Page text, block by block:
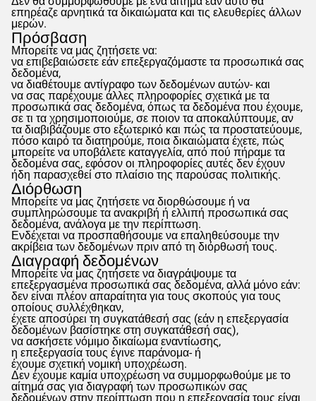
επηρέαζε αρνητικά τα δικαιώματα και τις ελευθερίες άλλων
μερών.
Πρόσβαση
Μπορείτε να μας ζητήσετε να:
να επιβεβαιώσετε εάν επεξεργαζόμαστε τα προσωπικά σας
δεδομένα,
να διαθέτουμε αντίγραφο των δεδομένων αυτών- και
να σας παρέχουμε άλλες πληροφορίες σχετικά με τα
προσωπικά σας δεδομένα, όπως τα δεδομένα που έχουμε,
σε τι τα χρησιμοποιούμε, σε ποιον τα αποκαλύπτουμε, αν
τα διαβιβάζουμε στο εξωτερικό και πώς τα προστατεύουμε,
πόσο καιρό τα διατηρούμε, ποια δικαιώματα έχετε, πώς
μπορείτε να υποβάλετε καταγγελία, από πού πήραμε τα
δεδομένα σας, εφόσον οι πληροφορίες αυτές δεν έχουν
ήδη παρασχεθεί στο πλαίσιο της παρούσας πολιτικής.
Διόρθωση
Μπορείτε να μας ζητήσετε να διορθώσουμε ή να
συμπληρώσουμε τα ανακριβή ή ελλιπή προσωπικά σας
δεδομένα, ανάλογα με την περίπτωση.
Ενδέχεται να προσπαθήσουμε να επαληθεύσουμε την
ακρίβεια των δεδομένων πριν από τη διόρθωσή τους.
Διαγραφή δεδομένων
Μπορείτε να μας ζητήσετε να διαγράψουμε τα
επεξεργασμένα προσωπικά σας δεδομένα, αλλά μόνο εάν:
δεν είναι πλέον απαραίτητα για τους σκοπούς για τους
οποίους συλλέχθηκαν,
έχετε αποσύρει τη συγκατάθεσή σας (εάν η επεξεργασία
δεδομένων βασίστηκε στη συγκατάθεσή σας),
να ασκήσετε νόμιμο δικαίωμα εναντίωσης,
η επεξεργασία τους έγινε παράνομα- ή
έχουμε σχετική νομική υποχρέωση.
Δεν έχουμε καμία υποχρέωση να συμμορφωθούμε με το
αίτημά σας για διαγραφή των προσωπικών σας
δεδομένων στην περίπτωση που η επεξεργασία τους είναι